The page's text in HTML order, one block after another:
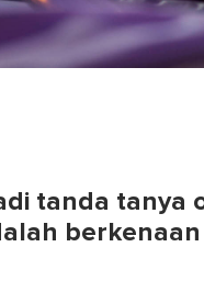
tanda tanya